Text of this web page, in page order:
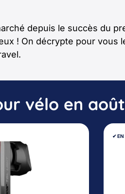
depuis le succès du
! On décrypte pour
vélo en
✔︎ EN